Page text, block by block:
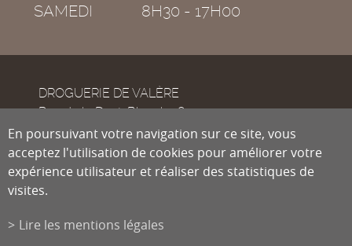
SAMEDI
8H30 - 17H00
DROGUERIE DE VALÈRE
Rue de la Dent-Blanche 8
CH-1950
Sion
Tél.
info@droguiste.net
En poursuivant votre navigation sur ce site, vous
acceptez l'utilisation de cookies pour améliorer votre
expérience utilisateur et réaliser des statistiques de
visites.
Lire les mentions légales